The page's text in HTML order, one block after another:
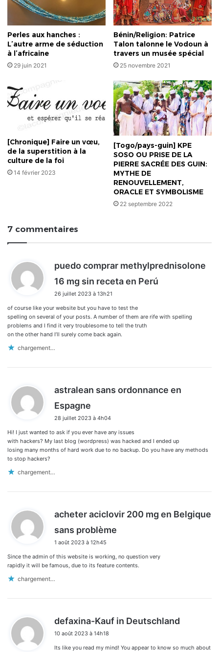
Perles aux hanches :
L’autre arme de séduction
à l’africaine
29 juin 2021
Bénin/Religion: Patrice
Talon talonne le Vodoun à
travers un musée spécial
25 novembre 2021
[Chronique] Faire un vœu,
de la superstition à la
culture de la foi
14 février 2023
[Togo/pays-guin] KPE
SOSO OU PRISE DE LA
PIERRE SACRÉE DES GUIN:
MYTHE DE
RENOUVELLEMENT,
ORACLE ET SYMBOLISME
22 septembre 2022
7 commentaires
puedo comprar methylprednisolone
16 mg sin receta en Perú
:
26 juillet 2023 à 13h21
of course like your website but you have to test the
spelling on several of your posts. A number of them are rife with spelling
problems and I find it very troublesome to tell the truth
on the other hand I’ll surely come back again.
chargement…
astralean sans ordonnance en
Espagne
t
:
28 juillet 2023 à 4h04
Hi! I just wanted to ask if you ever have any issues
with hackers? My last blog (wordpress) was hacked and I ended up
losing many months of hard work due to no backup. Do you have any methods
to stop hackers?
chargement…
acheter aciclovir 200 mg en Belgique
sans problème
:
1 août 2023 à 12h45
Since the admin of this website is working, no question very
rapidly it will be famous, due to its feature contents.
chargement…
defaxina-Kauf in Deutschland
10 août 2023 à 14h18
Its like you read my mind! You appear to know so much about